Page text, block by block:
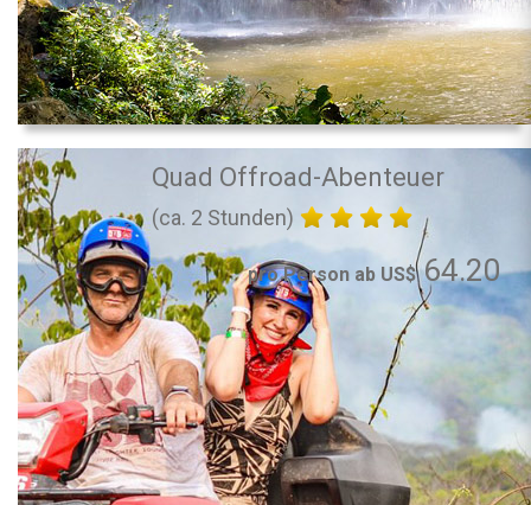
Quad Offroad-Abenteuer
(ca. 2 Stunden)
pro Person ab US$64.20